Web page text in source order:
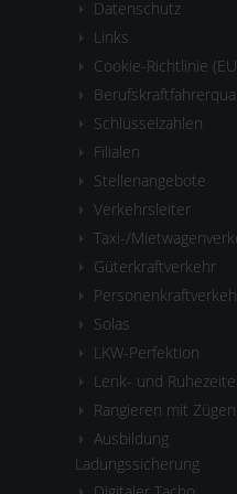
Datenschutz
Links
Cookie-Richtlinie
Schlüsselzahlen
Filialen
Stellenangebote
Verkehrsleiter
Taxi-/
Güterkraftverkehr
Solas
LKW-Perfektion
Lenk- und
Rangieren mit Zügen
Ausbildung
Ladungssicherung